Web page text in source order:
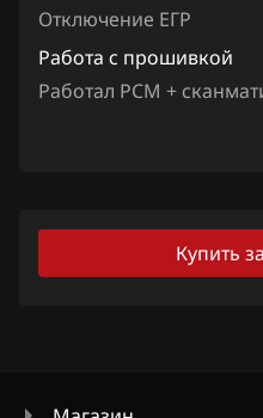
Jetour
Kaiyi
Отключение ЕГР
Работа с прошивкой
Работал PCM +
Купить